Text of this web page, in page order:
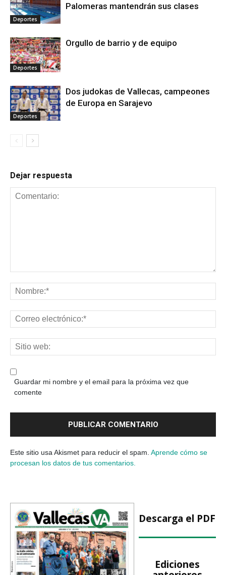
Deportes
Palomeras mantendrán sus clases
Deportes
Orgullo de barrio y de equipo
Deportes
Dos judokas de Vallecas, campeones
de Europa en Sarajevo
Dejar respuesta
Guardar mi nombre y el email para la próxima vez que
comente
Este sitio usa Akismet para reducir el spam. Aprende cómo se
procesan los datos de tus comentarios.
Descarga el PDF
Ediciones